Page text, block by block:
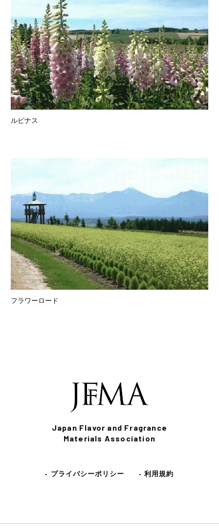
ルピナス
フラワーロード
Japan Flavor and Fragrance
Materials Association
- プライバシーポリシー - 利用規約